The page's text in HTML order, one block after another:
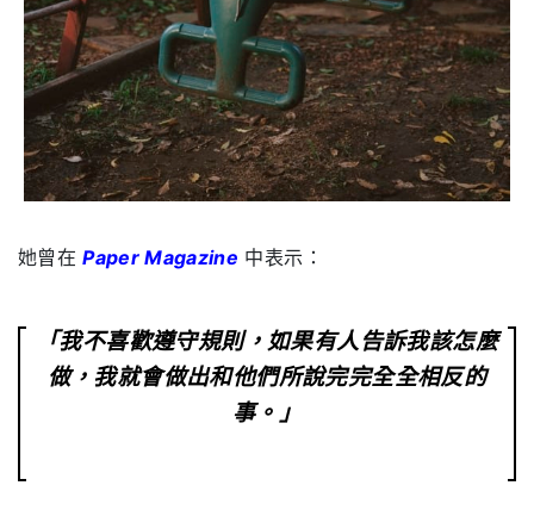
她曾在Paper Magazine 中表示：
「我不喜歡遵守規則，如果有人告訴我該怎麼
做，我就會做出和他們所說完完全全相反的
事。」